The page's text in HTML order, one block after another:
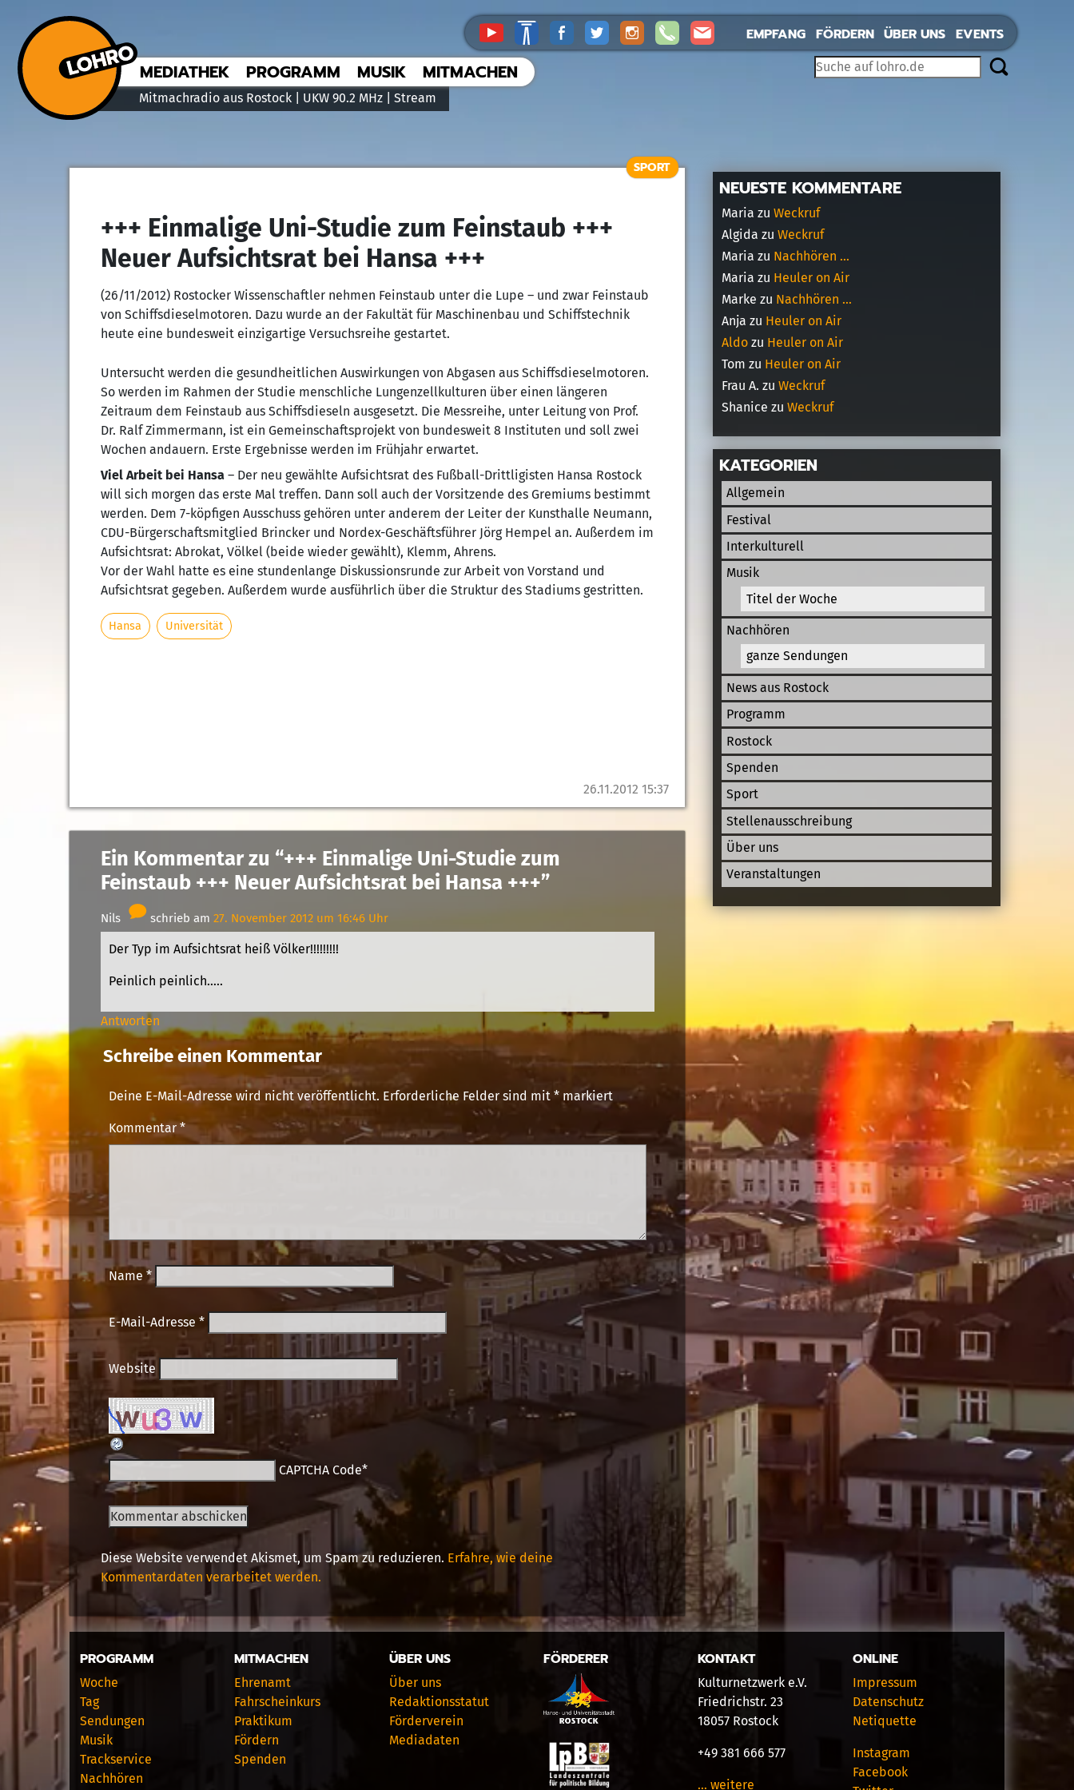
Mitmachradio aus Rostock | UKW 90.2 MHz | Stream
EMPFANG FÖRDERN ÜBER UNS EVENTS
MEDIATHEK PROGRAMM MUSIK MITMACHEN
SPORT
26.11.2012 15:37
+++ Einmalige Uni-Studie zum Feinstaub +++
Neuer Aufsichtsrat bei Hansa +++
(26/11/2012) Rostocker Wissenschaftler nehmen Feinstaub unter die Lupe – und zwar Feinstaub
von Schiffsdieselmotoren. Dazu wurde an der Fakultät für Maschinenbau und Schiffstechnik
heute eine bundesweit einzigartige Versuchsreihe gestartet.
Untersucht werden die gesundheitlichen Auswirkungen von Abgasen aus Schiffsdieselmotoren.
So werden im Rahmen der Studie menschliche Lungenzellkulturen über einen längeren
Zeitraum dem Feinstaub aus Schiffsdieseln ausgesetzt. Die Messreihe, unter Leitung von Prof.
Dr. Ralf Zimmermann, ist ein Gemeinschaftsprojekt von bundesweit 8 Instituten und soll zwei
Wochen andauern. Erste Ergebnisse werden im Frühjahr erwartet.
Viel Arbeit bei Hansa– Der neu gewählte Aufsichtsrat des Fußball-Drittligisten Hansa Rostock
will sich morgen das erste Mal treffen. Dann soll auch der Vorsitzende des Gremiums bestimmt
werden. Dem 7-köpfigen Ausschuss gehören unter anderem der Leiter der Kunsthalle Neumann,
CDU-Bürgerschaftsmitglied Brincker und Nordex-Geschäftsführer Jörg Hempel an. Außerdem im
Aufsichtsrat: Abrokat, Völkel (beide wieder gewählt), Klemm, Ahrens.
Vor der Wahl hatte es eine stundenlange Diskussionsrunde zur Arbeit von Vorstand und
Aufsichtsrat gegeben. Außerdem wurde ausführlich über die Struktur des Stadiums gestritten.
Hansa Universität
Ein Kommentar zu “+++ Einmalige Uni-Studie zum
Feinstaub +++ Neuer Aufsichtsrat bei Hansa +++”
Nils schrieb am 27. November 2012 um 16:46 Uhr
Der Typ im Aufsichtsrat heiß Völker!!!!!!!!!
Peinlich peinlich…..
Antworten
Schreibe einen Kommentar
Deine E-Mail-Adresse wird nicht veröffentlicht. Erforderliche Felder sind mit *markiert
Kommentar *
Name *
E-Mail-Adresse *
Website
CAPTCHA Code*
Diese Website verwendet Akismet, um Spam zu reduzieren. Erfahre, wie deine
Kommentardaten verarbeitet werden.
NEUESTE KOMMENTARE
Maria zu Weckruf
Algida zu Weckruf
Maria zu Nachhören …
Maria zu Heuler on Air
Marke zu Nachhören …
Anja zu Heuler on Air
Aldo zu Heuler on Air
Tom zu Heuler on Air
Frau A. zu Weckruf
Shanice zu Weckruf
KATEGORIEN
Allgemein
Festival
Interkulturell
Musik
Titel der Woche
Nachhören
ganze Sendungen
News aus Rostock
Programm
Rostock
Spenden
Sport
Stellenausschreibung
Über uns
Veranstaltungen
PROGRAMM
Woche
Tag
Sendungen
Musik
Trackservice
Nachhören
MITMACHEN
Ehrenamt
Fahrscheinkurs
Praktikum
Fördern
Spenden
ÜBER UNS
Über uns
Redaktionsstatut
Förderverein
Mediadaten
FÖRDERER KONTAKT
Kulturnetzwerk e.V.
Friedrichstr. 23
18057 Rostock
+49 381 666 577
… weitere
ONLINE
Impressum
Datenschutz
Netiquette
Instagram
Facebook